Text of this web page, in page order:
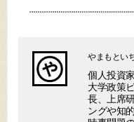
やまもとい
個人投資
大学政策
長、上席
ングや知